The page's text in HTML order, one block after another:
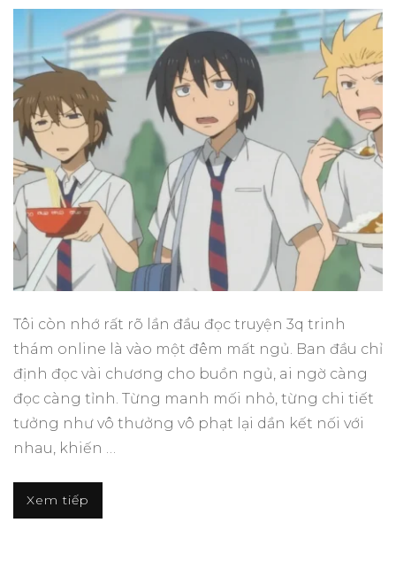
Tôi còn nhớ rất rõ lần đầu đọc truyện 3q trinh
thám online là vào một đêm mất ngủ. Ban đầu chỉ
định đọc vài chương cho buồn ngủ, ai ngờ càng
đọc càng tỉnh. Từng manh mối nhỏ, từng chi tiết
tưởng như vô thưởng vô phạt lại dần kết nối với
nhau, khiến …
Xem tiếp